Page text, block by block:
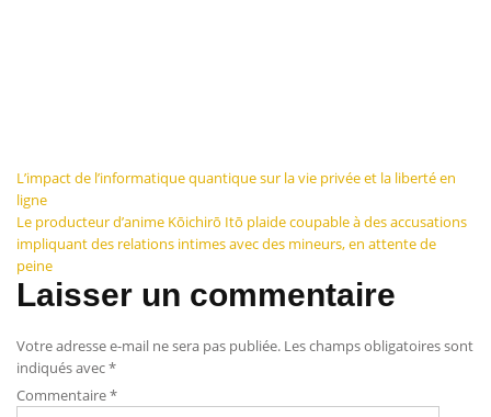
Navigation
de
l’article
L’impact de l’informatique quantique sur la vie privée et la liberté en
ligne
Le producteur d’anime Kōichirō Itō plaide coupable à des accusations
impliquant des relations intimes avec des mineurs, en attente de
peine
Laisser un commentaire
Votre adresse e-mail ne sera pas publiée. Les champs obligatoires sont
indiqués avec*
Commentaire*